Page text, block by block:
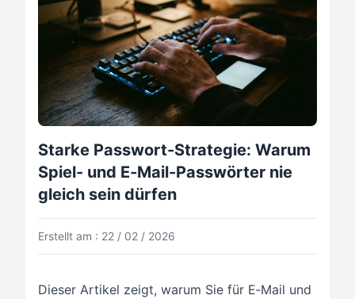
Starke Passwort-Strategie: Warum
Spiel- und E‑Mail-Passwörter nie
gleich sein dürfen
Erstellt am : 22 / 02 / 2026
Dieser Artikel zeigt, warum Sie für E‑Mail und